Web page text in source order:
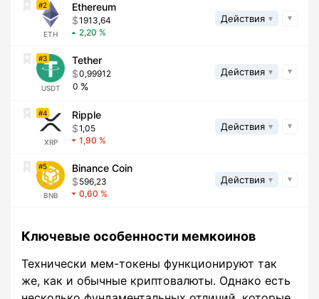
2
ETH
Ethereum
1913,64
2,20
Действия
3
USDT
Tether
0,99912
0
Действия
4
XRP
Ripple
1,05
1,90
Действия
5
BNB
Binance Coin
596,23
0,60
Действия
Ключевые особенности мемкоинов
Технически мем-токены функционируют так
же, как и обычные криптовалюты. Однако есть